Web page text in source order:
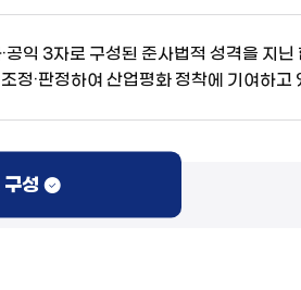
공익 3자로 구성된 준사법적 성격을 지
정·판정하여 산업평화 정착에 기여하고
성